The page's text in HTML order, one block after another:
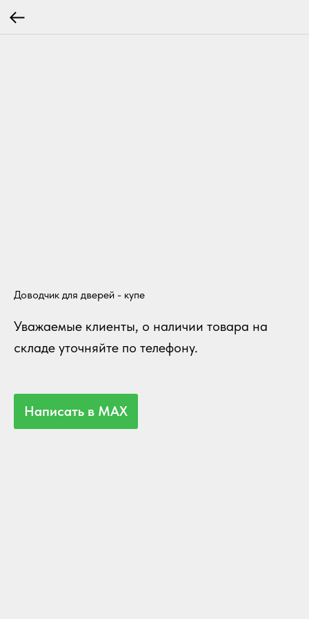
Доводчик для дверей - купе
Уважаемые клиенты, о наличии товара на
складе уточняйте по телефону.
Написать в MAX